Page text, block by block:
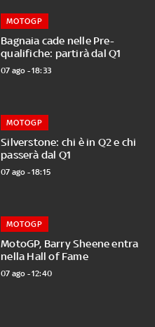
Bagnaia cade nelle Pre-
qualifiche: partirà dal Q1
MOTOGP
07 ago - 18:33
Silverstone: chi è in Q2 e chi
passerà dal Q1
MOTOGP
07 ago - 18:15
MotoGP, Barry Sheene entra
nella Hall of Fame
MOTOGP
07 ago - 12:40